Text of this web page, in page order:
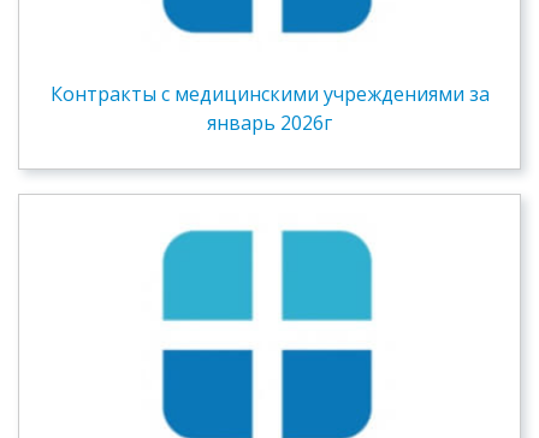
Контракты c медицинскими учреждениями за
январь 2026г